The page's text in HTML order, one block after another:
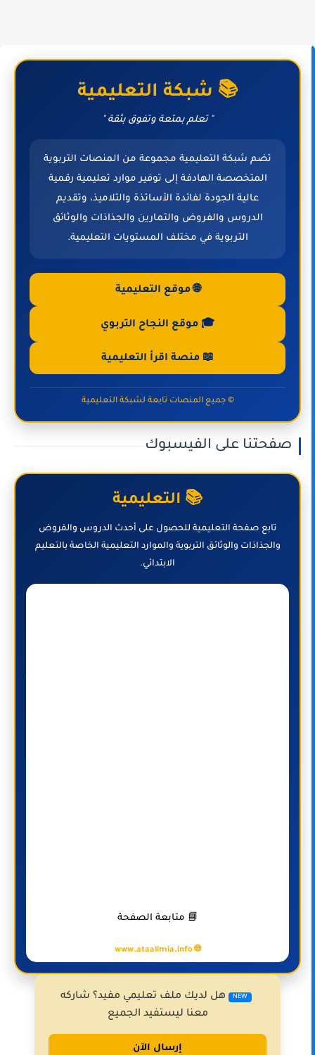
📚 شبكة التعليمية
" تعلم بمتعة وتفوق بثقة "
تضم شبكة التعليمية مجموعة من المنصات التربوية
المتخصصة الهادفة إلى توفير موارد تعليمية رقمية
عالية الجودة لفائدة الأساتذة والتلاميذ، وتقديم
الدروس والفروض والتمارين والجذاذات والوثائق
التربوية في مختلف المستويات التعليمية.
🌐 موقع التعليمية
🎓 موقع النجاح التربوي
📖 منصة اقرأ التعليمية
© جميع المنصات تابعة لشبكة التعليمية
صفحتنا على الفيسبوك
📚 التعليمية
تابع صفحة التعليمية للحصول على أحدث الدروس والفروض
والجذاذات والوثائق التربوية والموارد التعليمية الخاصة بالتعليم
الابتدائي.
📘 متابعة الصفحة
🌐 www.ataalimia.info
NEW
هل لديك ملف تعليمي مفيد؟ شاركه
معنا ليستفيد الجميع
إرسال الآن